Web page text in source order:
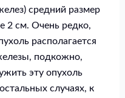
средний размер
2 см. Очень редко,
располагается
подкожно,
эту опухоль
случаях, к